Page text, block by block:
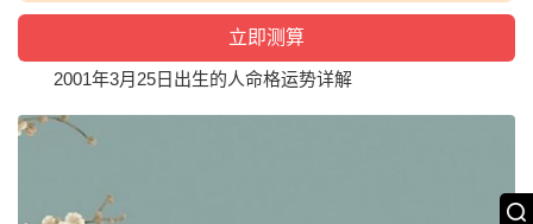
2001年3月25日出生的人命格运势详解